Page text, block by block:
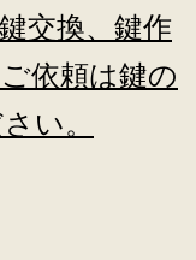
交換、鍵作
依頼は鍵の
い。